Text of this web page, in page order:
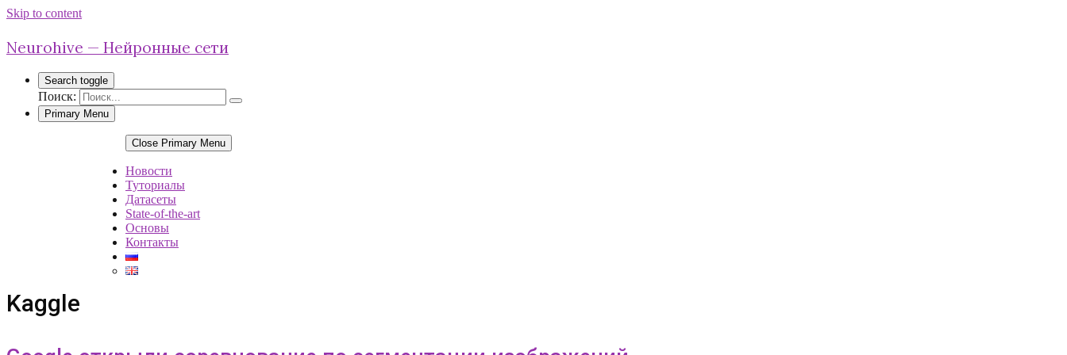
Skip to content
Neurohive — Нейронные сети
Search toggle
Поиск:
Primary Menu
Close Primary Menu
Новости
Туториалы
Датасеты
State-of-the-art
Основы
Контакты
Kaggle